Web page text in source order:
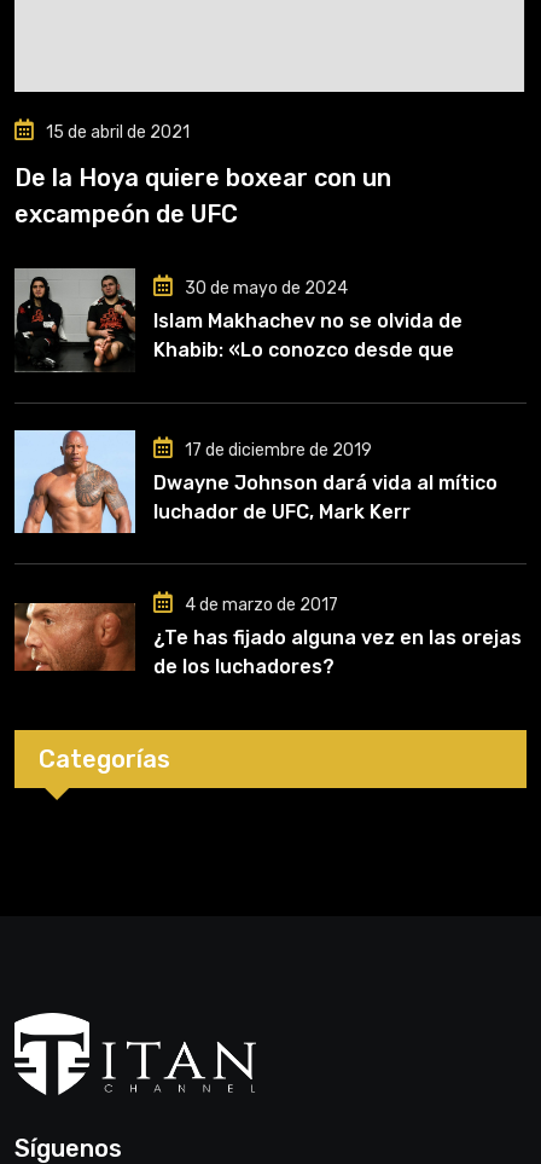
15 de abril de 2021
De la Hoya quiere boxear con un
excampeón de UFC
30 de mayo de 2024
Islam Makhachev no se olvida de
Khabib: «Lo conozco desde que
clave en mi carrera»
17 de diciembre de 2019
Dwayne Johnson dará vida al mítico
luchador de UFC, Mark Kerr
4 de marzo de 2017
¿Te has fijado alguna vez en las orejas
de los luchadores?
Categorías
Síguenos